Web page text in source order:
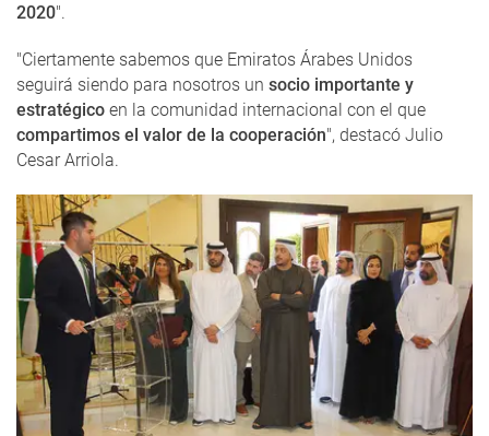
2020".
"Ciertamente sabemos que Emiratos Árabes Unidos
seguirá siendo para nosotros un socio importante y
estratégico en la comunidad internacional con el que
compartimos el valor de la cooperación", destacó Julio
Cesar Arriola.